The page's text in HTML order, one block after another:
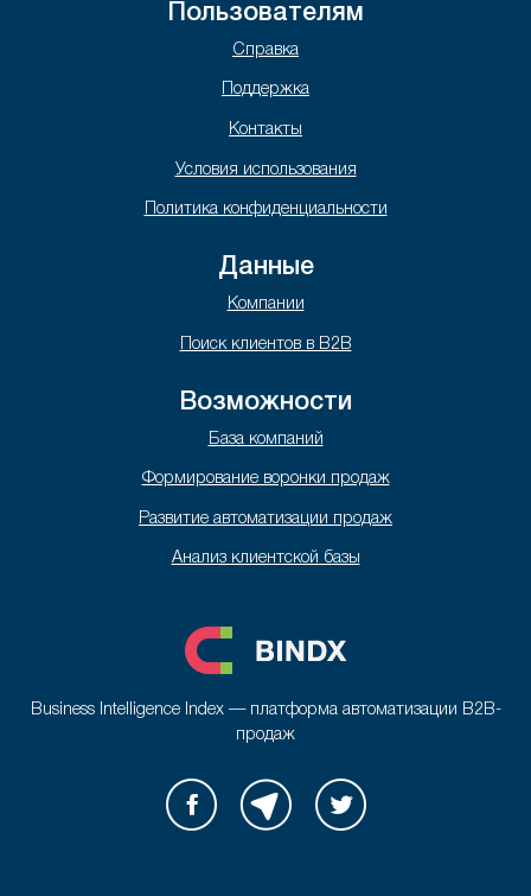
Пользователям
Справка
Поддержка
Контакты
Условия использования
Политика конфиденциальности
Данные
Компании
Поиск клиентов в B2B
Возможности
База компаний
Формирование воронки продаж
Развитие автоматизации продаж
Анализ клиентской базы
Business Intelligence Index — платформа автоматизации B2B-
продаж